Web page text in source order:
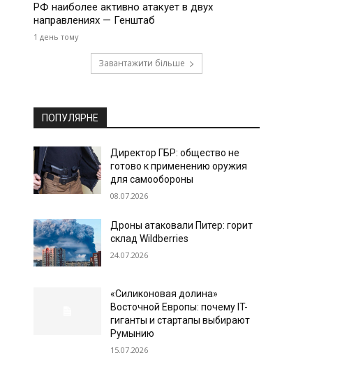
РФ наиболее активно атакует в двух
направлениях — Генштаб
1 день тому
Завантажити більше
ПОПУЛЯРНЕ
Директор ГБР: общество не
готово к применению оружия
для самообороны
08.07.2026
Дроны атаковали Питер: горит
склад Wildberries
24.07.2026
«Силиконовая долина»
Восточной Европы: почему IT-
гиганты и стартапы выбирают
Румынию
15.07.2026